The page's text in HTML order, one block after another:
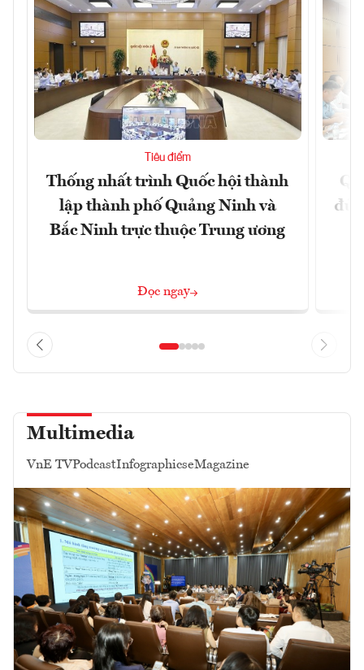
Tiêu điểm
Thống nhất trình Quốc hội thành
lập thành phố Quảng Ninh và
Bắc Ninh trực thuộc Trung ương
Đọc ngay
đủ
Multimedia
VnE TVPodcastInfographicseMagazine